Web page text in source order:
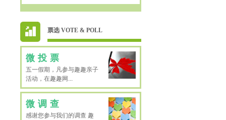
票选 VOTE & POLL
微投票
五一假期，凡参与趣趣亲子
活动，在趣趣网...
微调查
感谢您参与我们的调查 趣